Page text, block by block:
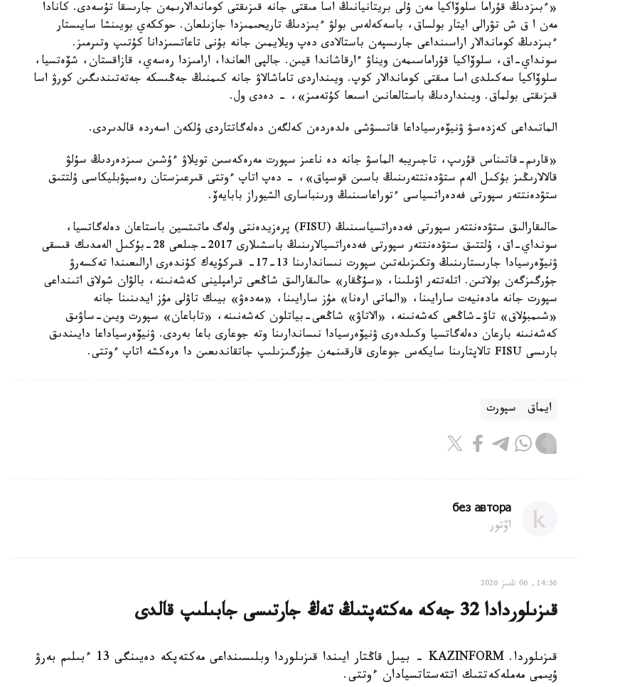
«ءبىزدىڭ قۇراما سلوۆاكيا مەن ۇلى بريتانيانىڭ اسا مىقتى جانە قىزىقتى كوماندالارىمەن جارىسقا تۇسەدى. كانادا
مەن ا ق ش تۋرالى ايتار بولساق، باسەكەلەس بولۋ ءبىزدىڭ تاريحىمىزدا جازىلعان. حوككەي بويىنشا سايىستار
ءبىزدىڭ كوماندالار اراسىنداعى جارىسپەن باستالادى دەپ ويلايمىن جانە بۇنى تاعاتسىزدانا كۇتىپ وتىرمىز.
سونداي-اق، سلوۆاكيا قۇراماسىمەن ويناۋ ءارقاشاندا قيىن. جالپى العاندا، ارامىزدا رەسەي، قازاقستان، شۆەتسيا،
سلوۆاكيا سەكىلدى اسا مىقتى كوماندالار كوپ. ويىنداردى تاماشالاۋ جانە كىمنىڭ جەڭىسكە جەتەتىندىگىن كورۋ اسا
قىزىقتى بولماق. ويىنداردىڭ باستالعانىن اسىعا كۇتەمىز»، - دەدى ول.
الماتىداعى كەزدەسۋ ۋنيۆەرسياداعا قاتىسۋشى ەلدەردەن كەلگەن دەلەگاتتاردى ۇلكەن اسەردە قالدىردى.
«قارىم-قاتىناس قۇرىپ، تاجىريبە الماسۋ جانە دە ناعىز سپورت مەرەكەسىن تويلاۋ ءۇشىن سىزدەردىڭ سۇلۋ
قالالارىڭىز بۇكىل الەم ستۋدەنتتەرىنىڭ باسىن قوسپاق»، - دەپ اتاپ ءوتتى قىرعىزستان رەسپۋبليكاسى ۇلتتىق
ستۋدەنتتەر سپورتى فەدەراتسياسى ءتوراعاسىنىڭ ورىنباسارى الشيوراز بابايەۆ.
حالىقارالىق ستۋدەنتتەر سپورتى فەدەراتسياسىنىڭ (FISU) پرەزيدەنتى ولەگ ماتىتسين باستاعان دەلەگاتسيا،
سونداي-اق، ۇلتتىق ستۋدەنتتەر سپورتى فەدەراتسيالارىنىڭ باسشىلارى 2017-جىلعى 28-بۇكىل الەمدىك قىسقى
ۋنيۆەرسيادا جارىستارىنىڭ وتكىزىلەتىن سپورت نىساندارىنا 13-17- قىركۇيەك كۇندەرى ارالىعىندا تەكسەرۋ
جۇرگىزگەن بولاتىن. اتلەتتەر اۋىلىنا، «سۇڭقار» حالىقارالىق شاڭعى ترامپلينى كەشەنىنە، بالۋان شولاق اتىنداعى
سپورت جانە مادەنيەت سارايىنا، «الماتى ارەنا» مۇز سارايىنا، «مەدەۋ» بيىك تاۋلى مۇز ايدىنىنا جانە
«شىمبۇلاق» تاۋ-شاڭعى كەشەنىنە، «الاتاۋ» شاڭعى-بياتلون كەشەنىنە، «تاباعان» سپورت ويىن-ساۋىق
كەشەنىنە بارعان دەلەگاتسيا وكىلدەرى ۋنيۆەرسيادا نىساندارىنا وتە جوعارى باعا بەردى. ۋنيۆەرسياداعا دايىندىق
بارىسى FISU تالاپتارىنا سايكەس جوعارى قارقىنمەن جۇرگىزىلىپ جاتقاندىعىن دا ەرەكشە اتاپ ءوتتى.
ايماق سپورت
без автора
اۆتور
14:56, 06 تامىز 2026
قىزىلوردادا 32 جەكە مەكتەپتىڭ تەڭ جارتىسى جابىلىپ قالدى
قىزىلوردا. KAZINFORM - بيىل قاڭتار ايىندا قىزىلوردا وبلىسىنداعى مەكتەپكە دەيىنگى 13 ءبىلىم بەرۋ
ۇيىمى مەملەكەتتىك اتتەستاتسيادان ءوتتى.